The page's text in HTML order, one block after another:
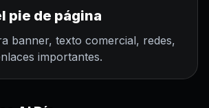
pie de página
banner, texto comercial, redes,
importantes.